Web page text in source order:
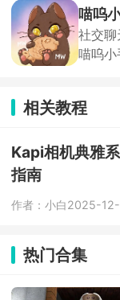
这些赠
周边、
是正版
每次消
喵呜
社交聊
喵呜小
心、沉
了 AI
小事
AI 搭
相关教程
Kapi相机典雅
指南
作者：小白2025-
热门合集